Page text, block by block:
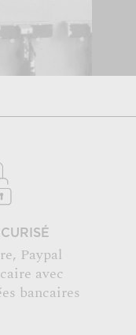
Paypal
avec
bancaires